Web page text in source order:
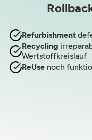
Refurbishment
Recycling
Wertstoffkreislauf
ReUse noch